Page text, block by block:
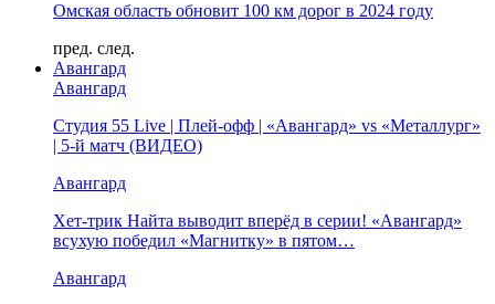
Омская область обновит 100 км дорог в 2024 году
пред. след.
Авангард
Авангард
Студия 55 Live | Плей-офф | «Авангард» vs «Металлург»
| 5-й матч (ВИДЕО)
Авангард
Хет-трик Найта выводит вперёд в серии! «Авангард»
всухую победил «Магнитку» в пятом…
Авангард